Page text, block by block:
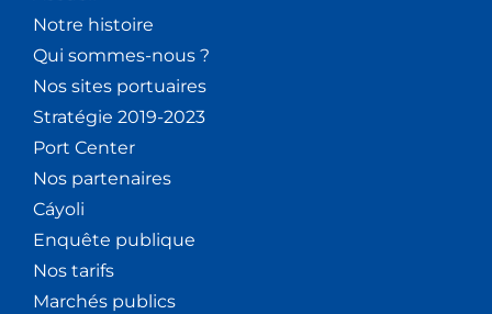
Notre histoire
Qui sommes-nous ?
Nos sites portuaires
Stratégie 2019-2023
Port Center
Nos partenaires
Cáyoli
Enquête publique
Nos tarifs
Marchés publics